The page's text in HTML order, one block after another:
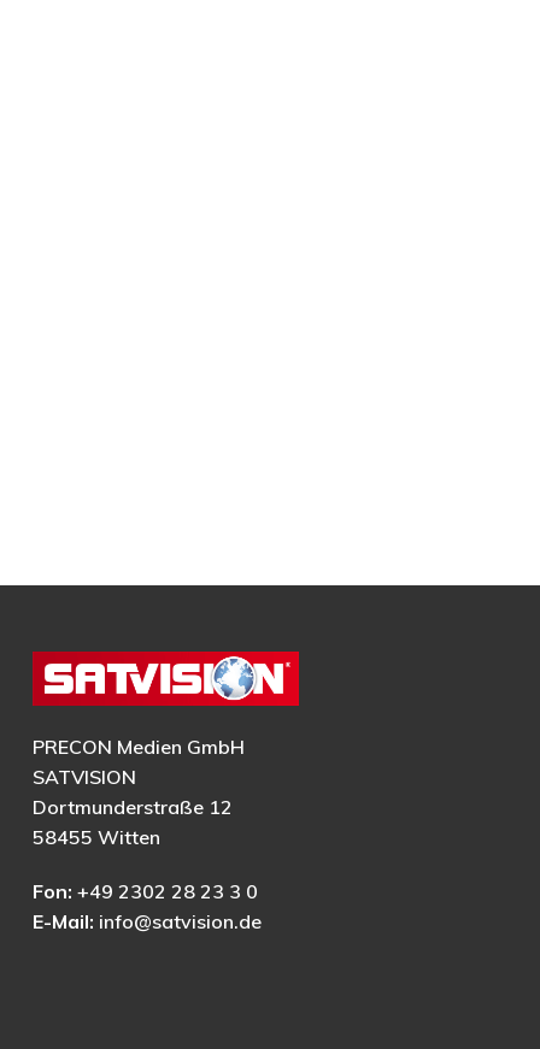
PRECON Medien GmbH
SATVISION
Dortmunderstraße 12
58455 Witten
Fon: +49 2302 28 23 3 0
E-Mail: info@satvision.de